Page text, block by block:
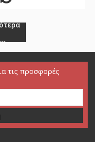
τις προσφορές